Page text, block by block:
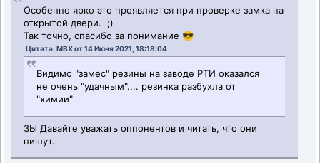
Особенно ярко это проявляется при проверке замка на
открытой двери. ;)
Так точно, спасибо за понимание 😎
Цитата: MBX от 14 Июня 2021, 18:18:04
Видимо "замес" резины на заводе РТИ оказался
не очень "удачным".... резинка разбухла от
"химии"
ЗЫ Давайте уважать оппонентов и читать, что они
пишут.